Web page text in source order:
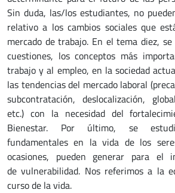
Sin duda, las/los estudiantes, no
relativo a los cambios sociales que
mercado de trabajo. En el tema diez,
cuestiones, los conceptos más
trabajo y al empleo, en la sociedad
las tendencias del mercado laboral
subcontratación, deslocalización,
etc.) con la necesidad del
Bienestar. Por último, se
fundamentales en la vida de los
ocasiones, pueden generar para el
de vulnerabilidad. Nos referimos a la
curso de la vida.